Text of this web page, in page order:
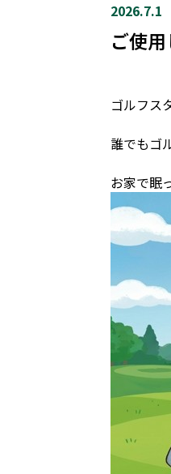
2026.7.1
ご使
ゴルフス
誰でもゴ
お家で眠